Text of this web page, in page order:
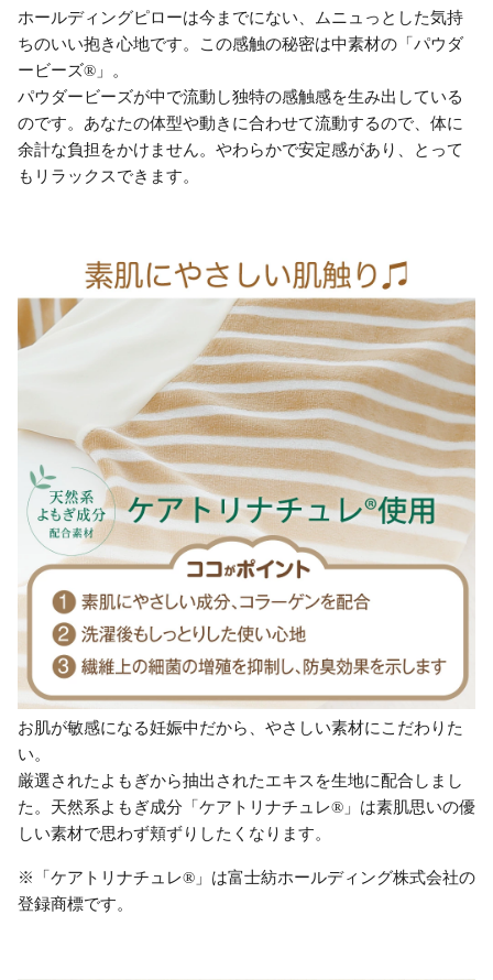
ホールディングピローは今までにない、ムニュっとした気持
ちのいい抱き心地です。この感触の秘密は中素材の「パウダ
ービーズ®」。
パウダービーズが中で流動し独特の感触感を生み出している
のです。あなたの体型や動きに合わせて流動するので、体に
余計な負担をかけません。やわらかで安定感があり、とって
もリラックスできます。
お肌が敏感になる妊娠中だから、やさしい素材にこだわりた
い。
厳選されたよもぎから抽出されたエキスを生地に配合しまし
た。天然系よもぎ成分「ケアトリナチュレ®」は素肌思いの優
しい素材で思わず頬ずりしたくなります。
※「ケアトリナチュレ®」は富士紡ホールディング株式会社の
登録商標です。